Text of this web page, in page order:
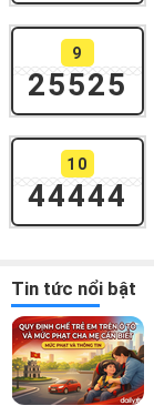
9
25525
10
44444
Tin tức nổi bật